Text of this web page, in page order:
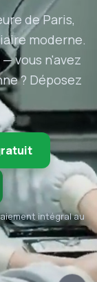
de Paris,
moderne.
vous n'avez
? Déposez
intégral au